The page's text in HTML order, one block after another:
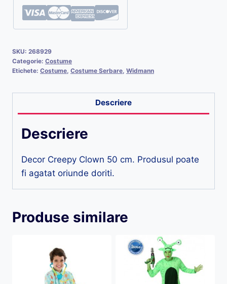
SKU: 268929
Categorie: Costume
Etichete: Costume Costume Serbare Widmann
Descriere
Descriere
Decor Creepy Clown 50 cm. Produsul poate
fi agatat oriunde doriti.
Produse similare